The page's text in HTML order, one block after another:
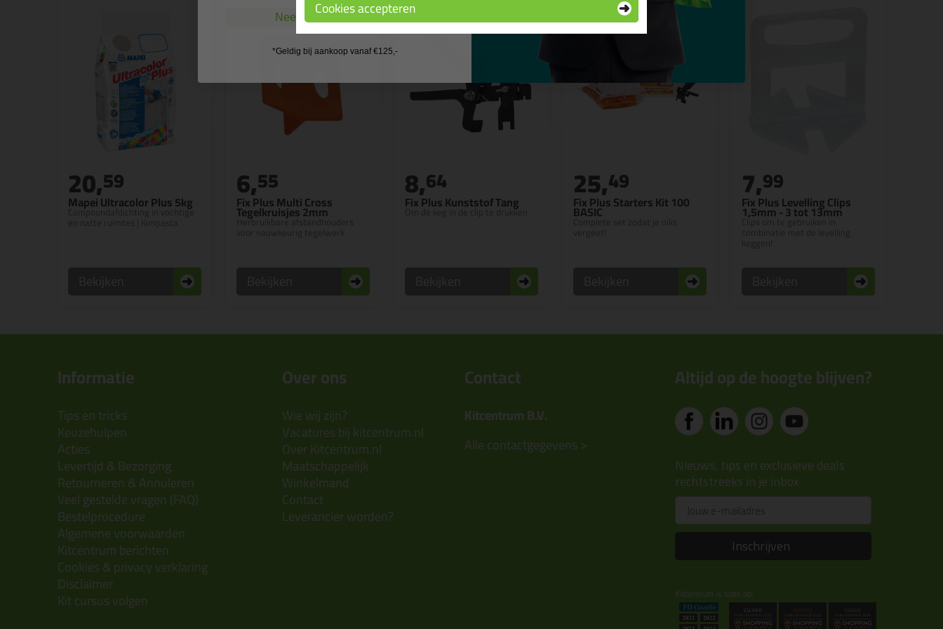
Mapei Ultracolor Plus 5kg
Compoundafdichting in vochtige
20,59
Fix Plus Multi Cross
Tegelkruisjes 2mm
Herbruikbare afstandhouders
6,55
Fix Plus Kunststof Tang
Om de keg in de clip te drukken
8,64
Fix Plus Starters Kit 100
BASIC
Complete set zodat je niks
25,49
Fix Plus Levelling Clips
1,5mm - 3 tot 13mm
Clips om te gebruiken in
7,99
Informatie
Tips en tricks
Keuzehulpen
Acties
Levertijd & Bezorging
Retourneren & Annuleren
Veel gestelde vragen (FAQ)
Bestelprocedure
Algemene voorwaarden
Kitcentrum berichten
Cookies & privacy verklaring
Disclaimer
Kit cursus volgen
Over ons
Wie wij zijn?
Vacatures bij kitcentrum.nl
Over Kitcentrum.nl
Maatschappelijk
Winkelmand
Contact
Leverancier worden?
Contact
Kitcentrum B.V.
Alle contactgegevens >
Altijd op de hoogte blijven?
Nieuws, tips en exclusieve deals
rechtstreeks in je inbox
Inschrijven
Kitcentrum is trots op:
Cookies accepteren
Nee, ik wil geen cadeau
*Geldig bij aankoop vanaf €125,-